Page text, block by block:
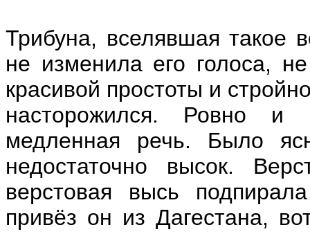
Трибуна, вселявшая такое
не изменила его голоса,
красивой простоты и
насторожился. Ровно и
медленная речь. Было
недостаточно высок.
верстовая высь
привёз он из Дагестана,